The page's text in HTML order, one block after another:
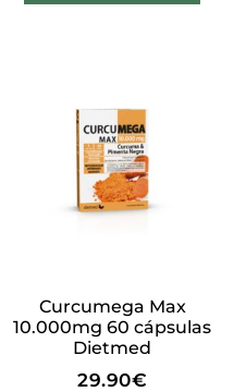
Curcumega Max
10.000mg 60 cápsulas
Dietmed
29.90€